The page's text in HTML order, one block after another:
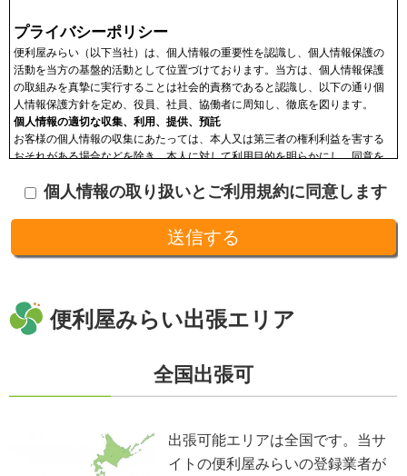
プライバシーポリシー
便利屋みらい（以下当社）は、個人情報の重要性を認識し、個人情報保護の
活動を当方の基盤的活動として位置づけております。当方は、個人情報保護
の取組みを真摯に実行することは社会的責務であると認識し、以下の通り個
人情報保護方針を定め、役員、社員、協働者に周知し、徹底を図ります。
個人情報の適切な収集、利用、提供、預託
お客様の個人情報の収集にあたっては、本人又は第三者の権利利益を害する
おそれがある場合などを除き、本人に対して利用目的を明らかにし、同意を
範囲を限定し、適切に取り扱います。収集した個人情報は、法令に基づく命
十分な個人情報保護の水準を備える者を選び、また、契約等によって保護水
準を守るよう定めた上で、指導・管理を実施し、適切に取り扱います。
す。個人情報の滅失、き損、漏えいおよび不正アクセスなどの予防ならびに
是正。当方は、お客様の個人情報を厳格に管理し、滅失、き損、漏えいや不
情報の取扱いと運用に関する具体的ルールを定め、責任者を設けます。
個人情報に関する法令およびその他の規範の遵守
当社の役員、社員、協働者は、個人情報保護や通信の秘密に関する法令やガ
人情報保護が効果的に実施されるよう、個人情報保護方針および社内規程類
を継続して改善します。
個人情報の取扱いに関する問い合わせおよび相談窓口
個人情報の取り扱いとご利用規約に同意します
便利屋みらい出張エリア
全国出張可
出張可能エリアは全国です。当サ
イトの便利屋みらいの登録業者が